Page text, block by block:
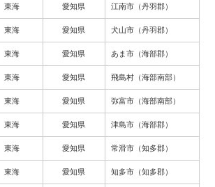
東海 愛知県 江南市（丹羽郡）
東海 愛知県 犬山市（丹羽郡）
東海 愛知県 あま市（海部郡）
東海 愛知県 飛島村（海部南部）
東海 愛知県 弥富市（海部南部）
東海 愛知県 津島市（海部郡）
東海 愛知県 常滑市（知多郡）
東海 愛知県 知多市（知多郡）